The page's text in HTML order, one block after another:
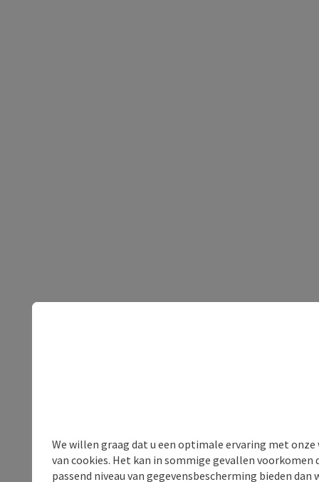
We willen graag dat u een optimale ervaring met
van cookies. Het kan in sommige gevallen voorkomen
passend niveau van gegevensbescherming bieden